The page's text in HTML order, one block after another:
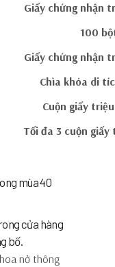
Giấy chứng nhận
100
Giấy chứng nhận
Chìa khóa di
Cuộn giấy
Tối đa 3 cuộn
mùa 40
cửa hàng
bố.
nở thông